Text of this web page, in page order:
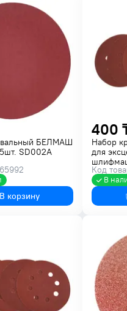
БЕЛМАШ
SD002A
В корзину
400
Набор
для
125мм
Код
В